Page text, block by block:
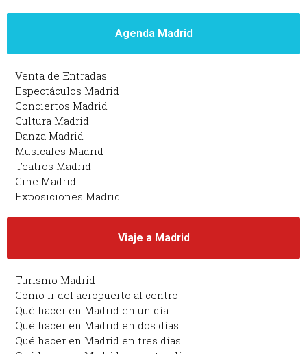
Agenda Madrid
Venta de Entradas
Espectáculos Madrid
Conciertos Madrid
Cultura Madrid
Danza Madrid
Musicales Madrid
Teatros Madrid
Cine Madrid
Exposiciones Madrid
Viaje a Madrid
Turismo Madrid
Cómo ir del aeropuerto al centro
Qué hacer en Madrid en un día
Qué hacer en Madrid en dos días
Qué hacer en Madrid en tres días